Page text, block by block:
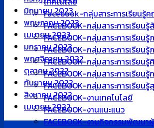
Facebook-กลุ่มสาระการเรียนรู้
FACEBOOK-กลุ่มสาระการเรียน
FACEBOOK-กลุ่มสาระการเรียนรู้
FACEBOOK-กลุ่มสาระการเรียนรู้
FACEBOOK-กลุ่มสาระการเรียนรู้
FACEBOOK-กลุ่มสาระการเรียนรู้
FACEBOOK-กลุ่มสาระการเรียน
FACEBOOK-งานเทคโนโลยี
FACEBOOK-งานแนะแนว
FACEBOOK-งานกิจกรรมพัฒนา
มิถุนายน 2023
พฤษภาคม 2023
เมษายน 2023
มกราคม 2023
พฤศจิกายน 2022
ตุลาคม 2022
กันยายน 2022
สิงหาคม 2022
เมษายน 2022